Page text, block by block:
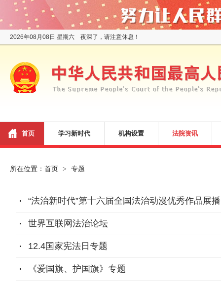
2026年08月08日 星期六 夜深了，请注意休息！
首页 学习新时代 机构设置 法院资讯
所在位置： 首页 > 专题
“法治新时代”第十六届全国法治动漫优秀作品展播
世界互联网法治论坛
12.4国家宪法日专题
《爱国旗、护国旗》专题